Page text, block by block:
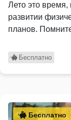
Лето это время,
развитии
планов.
Бесплатно
Бесплатно